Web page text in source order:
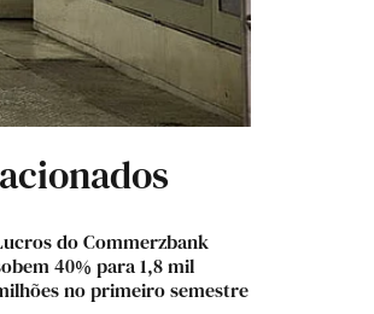
do Commerzbank
40% para 1,8 mil
no primeiro semestre